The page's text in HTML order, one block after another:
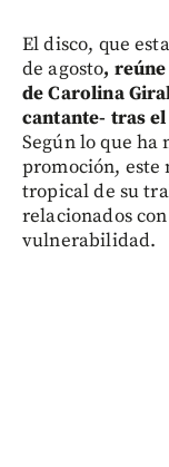
El disco, que
de agosto,
de Carolina
cantante- tras
Según lo que
promoción, este
tropical de su
relacionados
vulnerabilidad.